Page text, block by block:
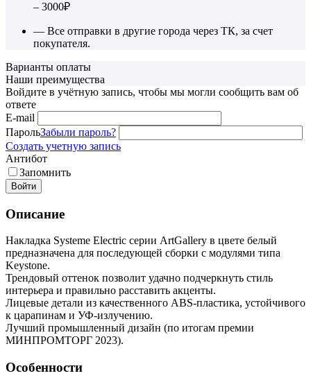
– 3000₽
— Все отправки в другие города через ТК, за счет
покупателя.
Варианты оплаты
Наши преимущества
Войдите в учётную запись, чтобы мы могли сообщить вам об
ответе
E-mail
ПарольЗабыли пароль?
Создать учетную запись
Антибот
Запомнить
Войти
Описание
Накладка Systeme Electric серии ArtGallery в цвете белый
предназначена для последующей сборки с модулями типа
Keystone.
Трендовый оттенок позволит удачно подчеркнуть стиль
интерьера и правильно расставить акценты.
Лицевые детали из качественного ABS-пластика, устойчивого
к царапинам и УФ-излучению.
Лучший промышленный дизайн (по итогам премии
МИНПРОМТОРГ 2023).
Особенности